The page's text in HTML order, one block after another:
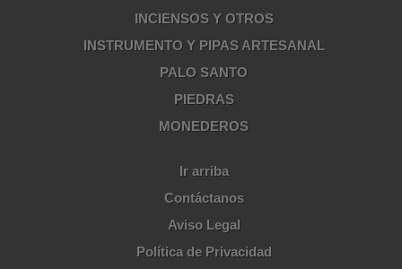
INCIENSOS Y OTROS
INSTRUMENTO Y PIPAS ARTESANAL
PALO SANTO
PIEDRAS
MONEDEROS
Ir arriba
Contáctanos
Aviso Legal
Política de Privacidad